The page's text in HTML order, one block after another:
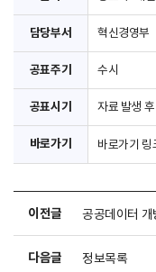
담당부서 혁신경영부
공표주기 수시
공표시기 자료 발생
바로가기 바로가기 링
이전글 공공데이터 개
다음글 정보목록